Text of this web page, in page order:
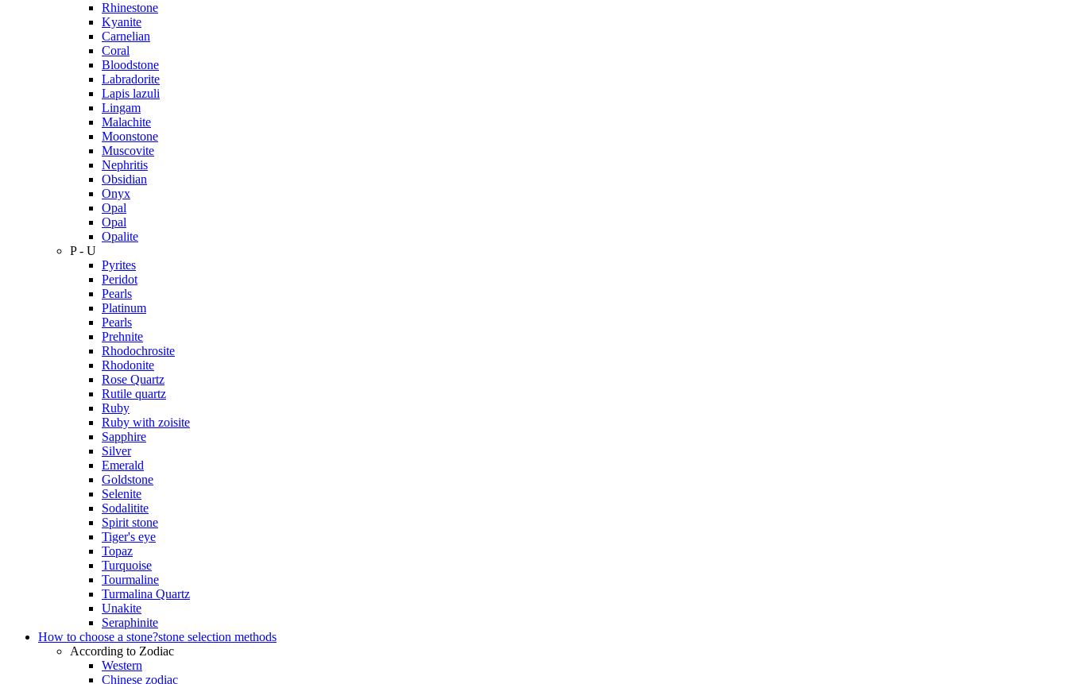
Rhinestone
Kyanite
Carnelian
Coral
Bloodstone
Labradorite
Lapis lazuli
Lingam
Malachite
Moonstone
Muscovite
Nephritis
Obsidian
Onyx
Opal
Opal
Opalite
P - U
Pyrites
Peridot
Pearls
Platinum
Pearls
Prehnite
Rhodochrosite
Rhodonite
Rose Quartz
Rutile quartz
Ruby
Ruby with zoisite
Sapphire
Silver
Emerald
Goldstone
Selenite
Sodalitite
Spirit stone
Tiger's eye
Topaz
Turquoise
Tourmaline
Turmalina Quartz
Unakite
Seraphinite
How to choose a stone?stone selection methods
According to Zodiac
Western
Chinese zodiac